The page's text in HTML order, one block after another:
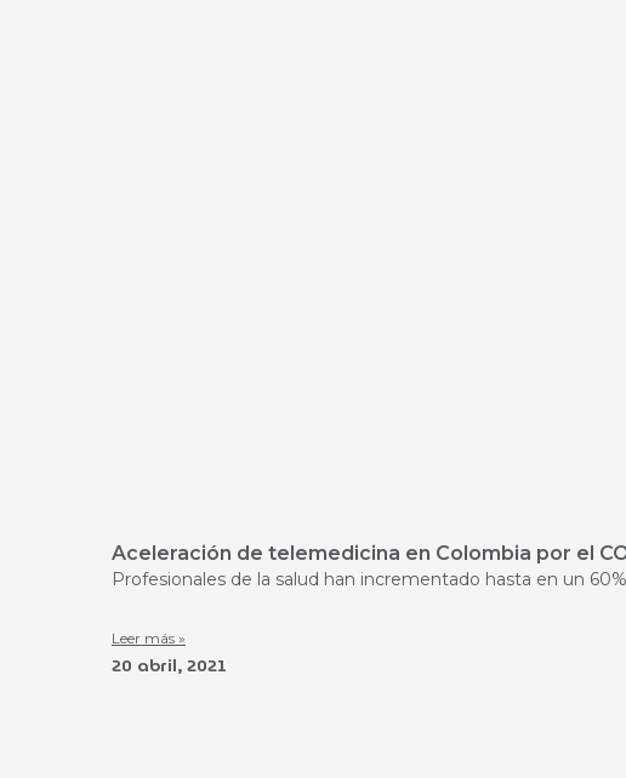
Aceleración de telemedicina en Colombia por el
Profesionales de la salud han incrementado hasta en un
Leer más »
20 abril, 2021